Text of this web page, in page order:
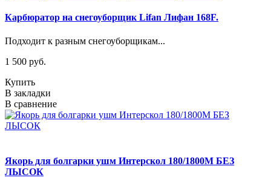
Карбюратор на снегоуборщик Lifan Лифан 168F.
Подходит к разным снегоуборщикам...
1 500 руб.
Купить
В закладки
В сравнение
Якорь для болгарки ушм Интерскол 180/1800M БЕЗ
ЛЫСОК